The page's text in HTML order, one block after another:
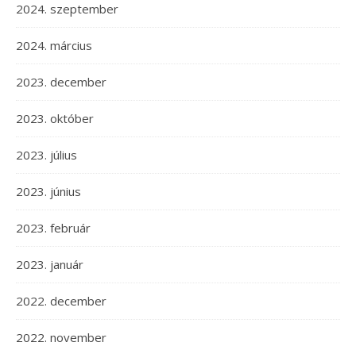
2024. szeptember
2024. március
2023. december
2023. október
2023. július
2023. június
2023. február
2023. január
2022. december
2022. november